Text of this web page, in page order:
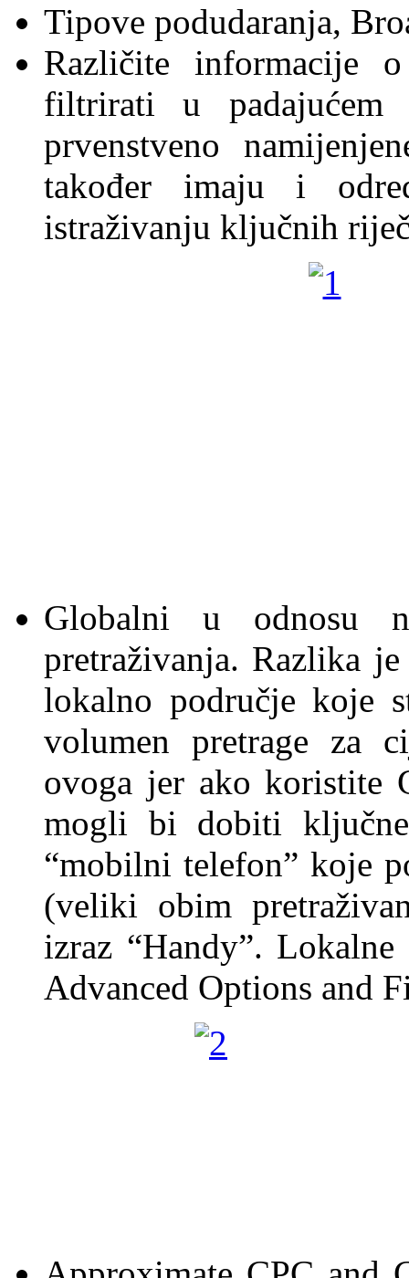
Tipove podudaranja,
Različite informacije
filtrirati u padajućem
prvenstveno
također imaju i
istraživanju ključnih
Globalni u odnosu
pretraživanja. Razlika
lokalno područje koje
volumen pretrage za
ovoga jer ako koristite
mogli bi dobiti
“mobilni telefon” koje
(veliki obim
izraz “Handy”.
Advanced Options and